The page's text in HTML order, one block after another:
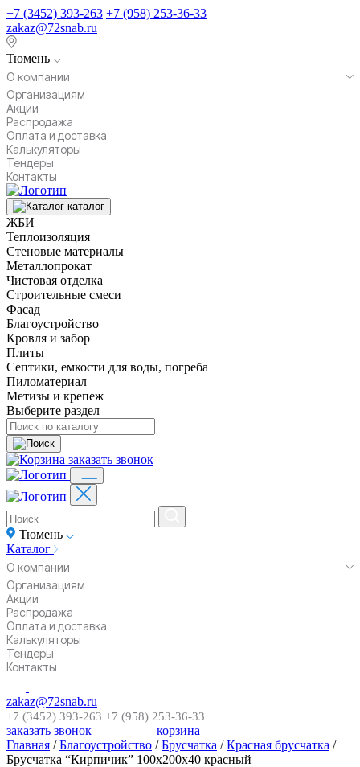
+7 (3452) 393-263 +7 (958) 253-36-33
zakaz@72snab.ru
Тюмень
О компании
Организациям
Акции
Распродажа
Оплата и доставка
Калькуляторы
Тендеры
Контакты
каталог
ЖБИ
Теплоизоляция
Стеновые материалы
Металлопрокат
Чистовая отделка
Строительные смеси
Фасад
Благоустройство
Кровля и забор
Плиты
Септики, емкости для воды, погреба
Пиломатериал
Метизы и крепеж
Выберите раздел
заказать звонок
Тюмень
Каталог
О компании
Организациям
Акции
Распродажа
Оплата и доставка
Калькуляторы
Тендеры
Контакты
zakaz@72snab.ru
+7 (3452) 393-263 +7 (958) 253-36-33
заказать звонок
корзина
Главная / Благоустройство / Брусчатка / Красная брусчатка /
Брусчатка “Кирпичик” 100х200х40 красный